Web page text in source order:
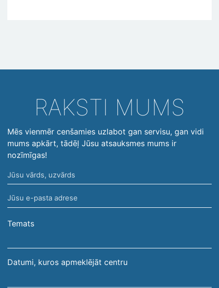
RAKSTI MUMS
Mēs vienmēr cenšamies uzlabot gan servisu, gan vidi
mums apkārt, tādēļ Jūsu atsauksmes mums ir
nozīmīgas!
Jūsu
vārds,
uzvārds
Jūsu
e-
pasta
Temats
Datumi, kuros apmeklējāt centru